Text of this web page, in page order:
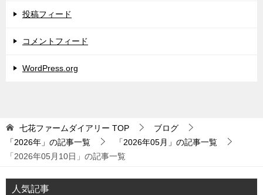
投稿フィード
コメントフィード
WordPress.org
七花ファームダイアリー TOP
ブログ
「2026年」の記事一覧
「2026年05月」の記事一覧
「2026年05月10日」の記事一覧
人気記事